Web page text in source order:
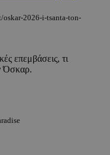
2026-i-tsanta-ton-
επεμβάσεις, τι
Όσκαρ.
.twitter.com
Google